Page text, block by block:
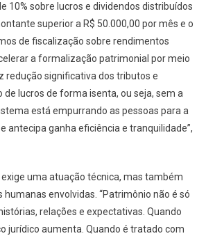
10% sobre lucros e dividendos distribuídos
superior a R$ 50.000,00 por mês e o
de fiscalização sobre rendimentos
a formalização patrimonial por meio
redução significativa dos tributos e
lucros de forma isenta, ou seja, sem a
está empurrando as pessoas para a
antecipa ganha eficiência e tranquilidade”,
uma atuação técnica, mas também
humanas envolvidas. “Patrimônio não é só
relações e expectativas. Quando
jurídico aumenta. Quando é tratado com